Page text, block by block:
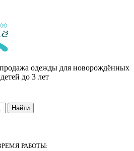
одежды для новорождённых
до 3 лет
РАБОТЫ: